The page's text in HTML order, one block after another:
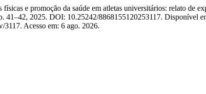
e promoção da saúde em atletas universitários: relato de
41–42, 2025. DOI: 10.25242/8868155120253117. Disponível
Acesso em: 6 ago. 2026.